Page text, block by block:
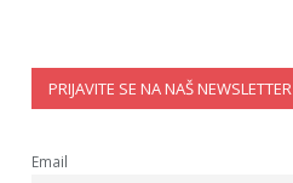
PRIJAVITE SE NA NAŠ NEWSLETTER
Email